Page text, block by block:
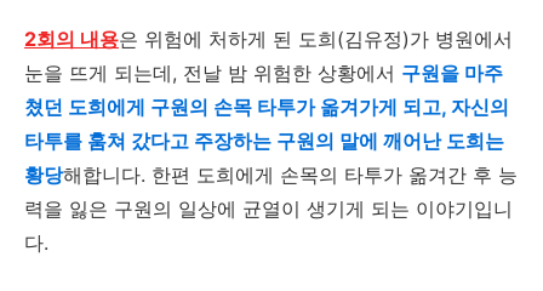
2회의 내용은 위험에 처하게 된 도희(김유정)가 병원에서
눈을 뜨게 되는데, 전날 밤 위험한 상황에서 구원을 마주
쳤던 도희에게 구원의 손목 타투가 옮겨가게 되고, 자신의
타투를 훔쳐 갔다고 주장하는 구원의 말에 깨어난 도희는
황당해합니다. 한편 도희에게 손목의 타투가 옮겨간 후 능
력을 잃은 구원의 일상에 균열이 생기게 되는 이야기입니
다.